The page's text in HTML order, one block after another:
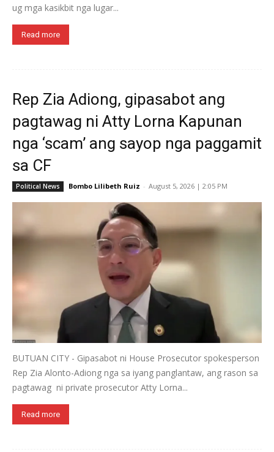
ug mga kasikbit nga lugar...
Read more
Rep Zia Adiong, gipasabot ang
pagtawag ni Atty Lorna Kapunan
nga ‘scam’ ang sayop nga paggamit
sa CF
Political News Bombo Lilibeth Ruiz - August 5, 2026 | 2:05 PM
BUTUAN CITY - Gipasabot ni House Prosecutor spokesperson
Rep Zia Alonto-Adiong nga sa iyang panglantaw, ang rason sa
pagtawag ni private prosecutor Atty Lorna...
Read more